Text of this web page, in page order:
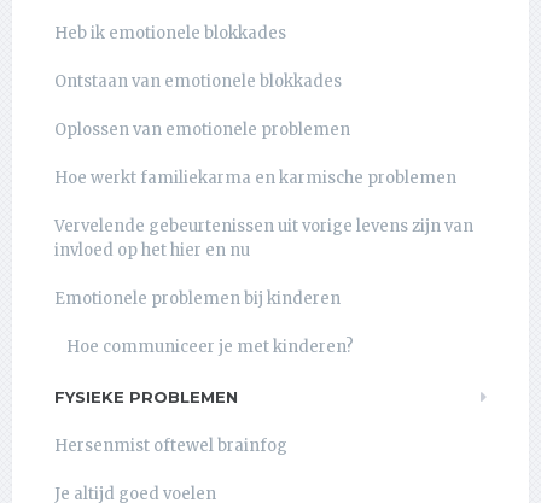
Heb ik emotionele blokkades
Ontstaan van emotionele blokkades
Oplossen van emotionele problemen
Hoe werkt familiekarma en karmische problemen
Vervelende gebeurtenissen uit vorige levens zijn van
invloed op het hier en nu
Emotionele problemen bij kinderen
Hoe communiceer je met kinderen?
FYSIEKE PROBLEMEN
Hersenmist oftewel brainfog
Je altijd goed voelen